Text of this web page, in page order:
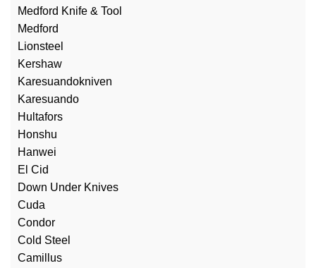
Medford Knife & Tool
Medford
Lionsteel
Kershaw
Karesuandokniven
Karesuando
Hultafors
Honshu
Hanwei
El Cid
Down Under Knives
Cuda
Condor
Cold Steel
Camillus